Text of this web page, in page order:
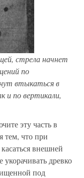
стрела начнет
по
втыкаться в
и по вертикали,
эту часть в
тем, что при
внешней
укорачивать древко
под